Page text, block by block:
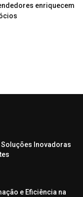
enriquecem
Inovadoras
e Eficiência na